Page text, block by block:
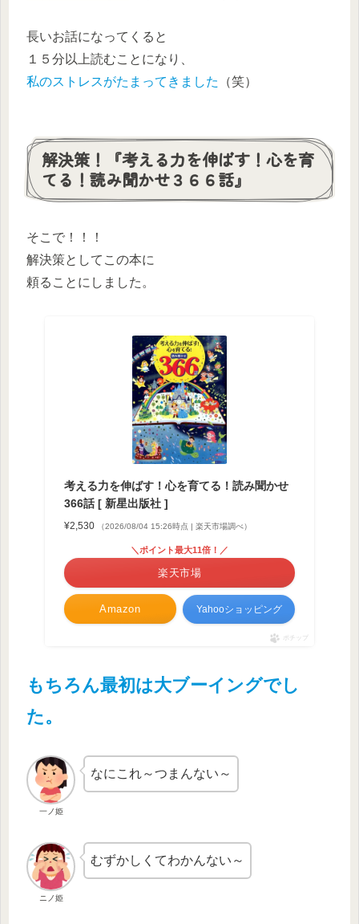
長いお話になってくると
１５分以上読むことになり、
私のストレスがたまってきました
（笑）
解決策！『考える力を伸ばす！心を育
てる！読み聞かせ３６６話』
そこで！！！
解決策としてこの本に
頼ることにしました。
考える力を伸ばす！心を育てる！読み聞かせ
366話 [ 新星出版社 ]
¥2,530 （2026/08/04 15:26時点 | 楽天市場調べ）
Amazon
＼ポイント最大11倍！／
楽天市場
Yahooショッピング
ポチップ
もちろん最初は大ブーイングでし
た。
一ノ姫
なにこれ～つまんない～
ニノ姫
むずかしくてわかんない～